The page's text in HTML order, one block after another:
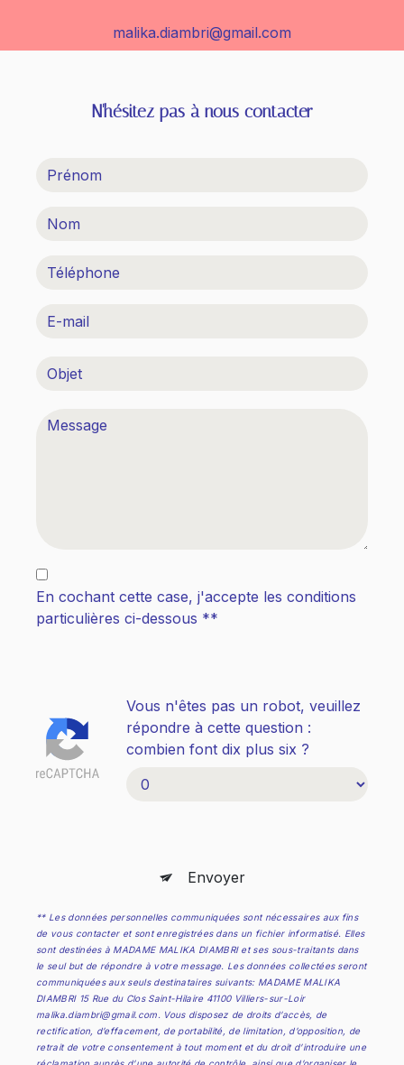
malika.diambri@gmail.com
N'hésitez pas à nous contacter
En cochant cette case, j'accepte les conditions
particulières ci-dessous **
Vous n'êtes pas un robot, veuillez
répondre à cette question :
combien font dix plus six ?
Envoyer
** Les données personnelles communiquées sont nécessaires aux fins
de vous contacter et sont enregistrées dans un fichier informatisé. Elles
sont destinées à MADAME MALIKA DIAMBRI et ses sous-traitants dans
le seul but de répondre à votre message. Les données collectées seront
communiquées aux seuls destinataires suivants: MADAME MALIKA
DIAMBRI 15 Rue du Clos Saint-Hilaire 41100 Villiers-sur-Loir
malika.diambri@gmail.com. Vous disposez de droits d’accès, de
rectification, d’effacement, de portabilité, de limitation, d’opposition, de
retrait de votre consentement à tout moment et du droit d’introduire une